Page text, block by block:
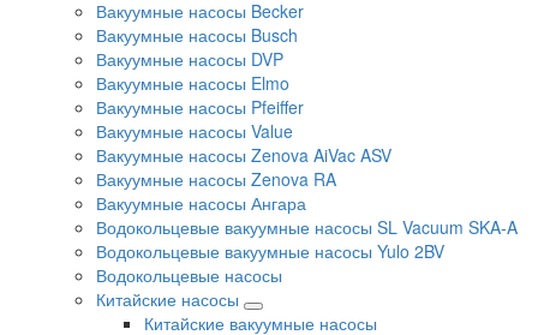
Вакуумные насосы Becker
Вакуумные насосы Busch
Вакуумные насосы DVP
Вакуумные насосы Elmo
Вакуумные насосы Pfeiffer
Вакуумные насосы Value
Вакуумные насосы Zenova AiVac ASV
Вакуумные насосы Zenova RA
Вакуумные насосы Ангара
Водокольцевые вакуумные насосы SL Vacuum SKA-A
Водокольцевые вакуумные насосы Yulo 2BV
Водокольцевые насосы
Китайские насосы
Китайские вакуумные насосы